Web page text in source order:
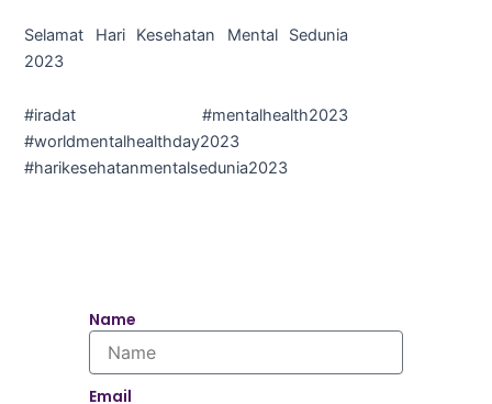
Selamat Hari Kesehatan Mental Sedunia
2023
#iradat #mentalhealth2023
#worldmentalhealthday2023
#harikesehatanmentalsedunia2023
Name
Email